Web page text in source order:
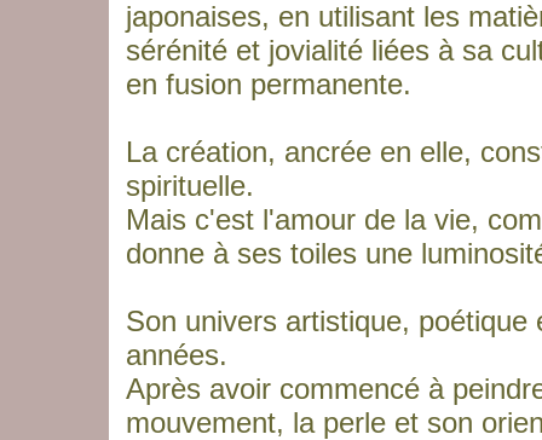
japonaises, en utilisant les
sérénité et jovialité liées à sa
en fusion permanente.
La création, ancrée en elle,
spirituelle.
Mais c'est l'amour de la vie,
donne à ses toiles une
Son univers artistique,
années.
Après avoir commencé à
mouvement, la perle et son